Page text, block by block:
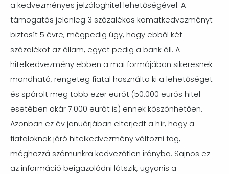
a kedvezményes jelzáloghitel lehetőségével. A
támogatás jelenleg 3 százalékos kamatkedvezményt
biztosít 5 évre, mégpedig úgy, hogy ebből két
százalékot az állam, egyet pedig a bank áll. A
hitelkedvezmény ebben a mai formájában sikeresnek
mondható, rengeteg fiatal használta ki a lehetőséget
és spórolt meg több ezer eurót (50.000 eurós hitel
esetében akár 7.000 eurót is) ennek köszönhetően.
Azonban ez év januárjában elterjedt a hír, hogy a
fiataloknak járó hitelkedvezmény változni fog,
méghozzá számunkra kedvezőtlen irányba. Sajnos ez
az információ beigazolódni látszik, ugyanis a